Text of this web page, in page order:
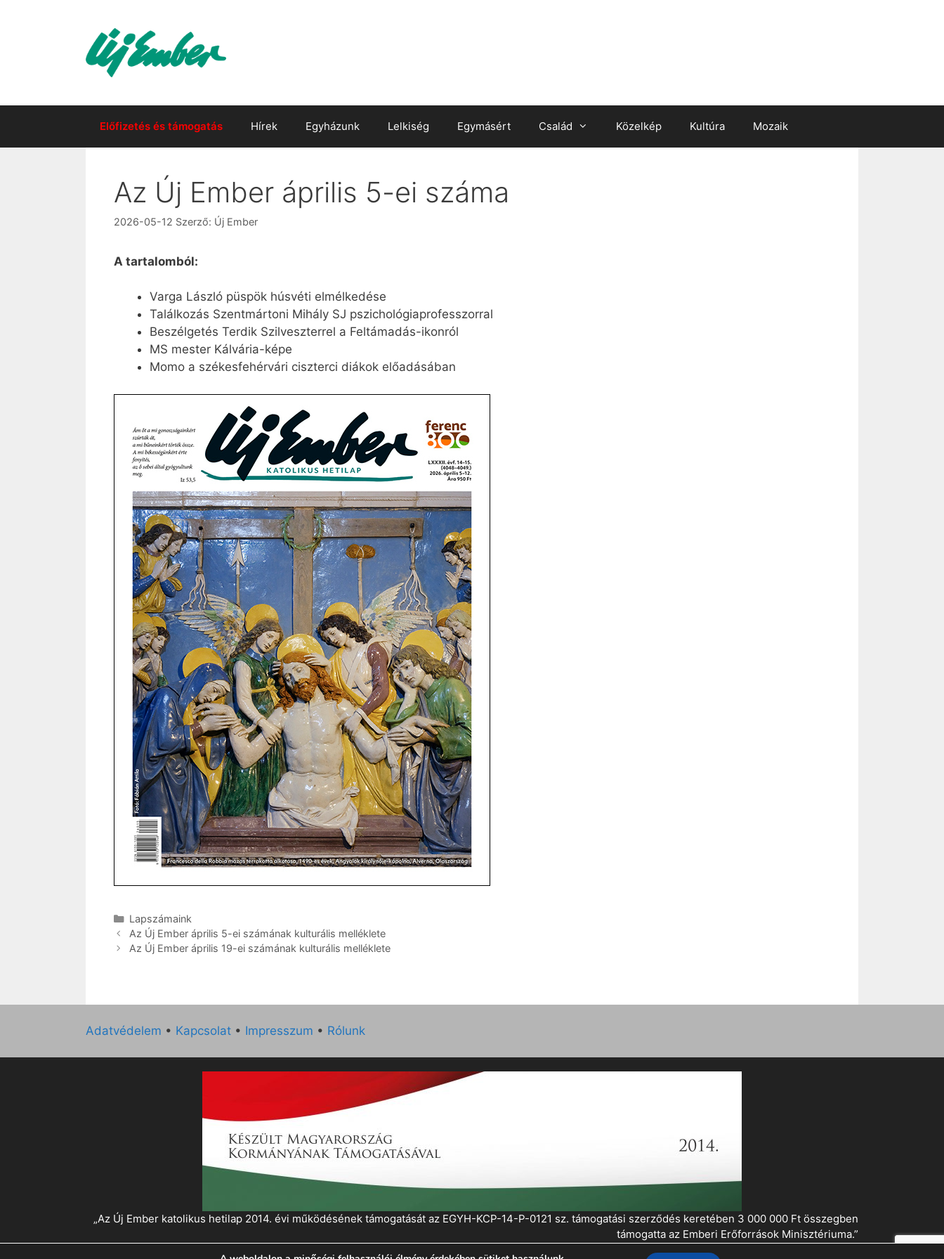
Előfizetés és támogatás Hírek Egyházunk Lelkiség Egymásért Család Közelkép Kultúra Mozaik
Az Új Ember április 5-ei száma
2026-05-12 Szerző: Új Ember
A tartalomból:
Varga László püspök húsvéti elmélkedése
Találkozás Szentmártoni Mihály SJ pszichológiaprofesszorral
Beszélgetés Terdik Szilveszterrel a Feltámadás-ikonról
MS mester Kálvária-képe
Momo a székesfehérvári ciszterci diákok előadásában
Kategória
Lapszámaink
Az Új Ember április 5-ei számának kulturális melléklete
Az Új Ember április 19-ei számának kulturális melléklete
Adatvédelem • Kapcsolat • Impresszum • Rólunk
„Az Új Ember katolikus hetilap 2014. évi működésének támogatását az EGYH-KCP-14-P-0121 sz. támogatási szerződés keretében 3 000 000 Ft összegben
támogatta az Emberi Erőforrások Minisztériuma.”